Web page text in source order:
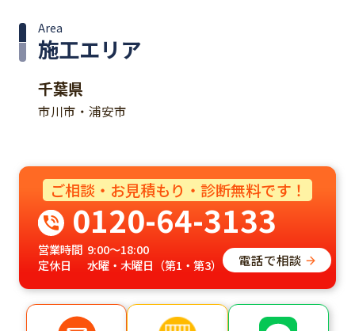
施工エリア
Area
千葉県
市川市・浦安市
ご相談・お見積もり・診断無料です！
0120-64-3133
営業時間 9:00～18:00
定休日
水曜・木曜日（第1・第3） 電話で相談